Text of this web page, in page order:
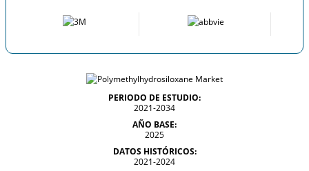
PERIODO DE ESTUDIO:
2021-2034
AÑO BASE:
2025
DATOS HISTÓRICOS:
2021-2024